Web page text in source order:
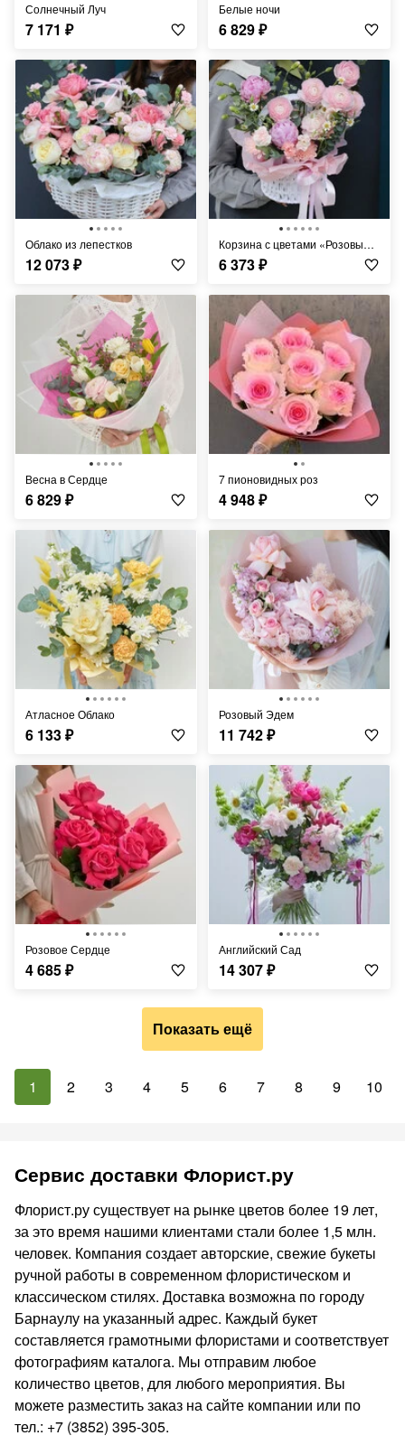
Солнечный Луч
7 171 ₽
Белые ночи
6 829₽
Облако из лепестков
12 073₽
Корзина с цветами «Розовые сны»
6 373₽
Весна в Сердце
6 829₽
7 пионовидных роз
4 948₽
Атласное Облако
6 133₽
Розовый Эдем
11 742₽
Розовое Сердце
4 685₽
Английский Сад
14 307₽
Показать ещё
1 2 3 4 5 6 7 8 9 10
Сервис доставки Флорист.ру
Флорист.ру существует на рынке цветов более 19 лет,
за это время нашими клиентами стали более 1,5 млн.
человек. Компания создает авторские, свежие букеты
ручной работы в современном флористическом и
классическом стилях. Доставка возможна по городу
Барнаулу на указанный адрес. Каждый букет
составляется грамотными флористами и соответствует
фотографиям каталога. Мы отправим любое
количество цветов, для любого мероприятия. Вы
можете разместить заказ на сайте компании или по
тел.: +7 (3852) 395-305.